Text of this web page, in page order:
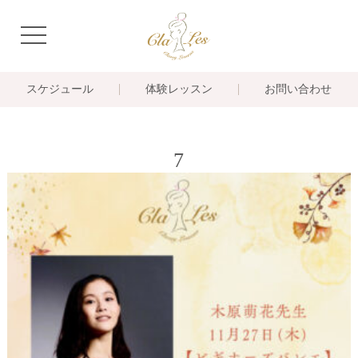
navigation
スケジュール 体験レッスン お問い合わせ
7